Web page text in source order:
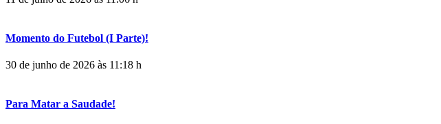
Momento do Futebol (I Parte)!
30 de junho de 2026 às 11:18 h
Para Matar a Saudade!